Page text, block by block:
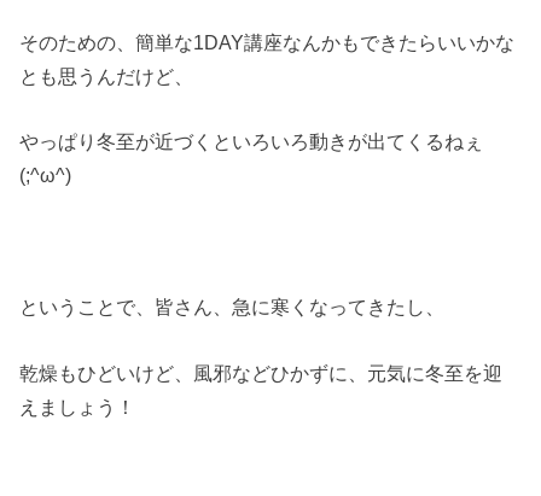
そのための、簡単な1DAY講座なんかもできたらいいかな
とも思うんだけど、
やっぱり冬至が近づくといろいろ動きが出てくるねぇ
(;^ω^)
ということで、皆さん、急に寒くなってきたし、
乾燥もひどいけど、風邪などひかずに、元気に冬至を迎
えましょう！